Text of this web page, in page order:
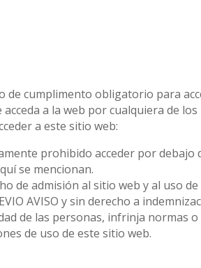
de cumplimento obligatorio para
a la web por cualquiera de
a este sitio web:
prohibido acceder por debajo
se mencionan.
de admisión al sitio web y al uso
AVISO y sin derecho a
de las personas, infrinja normas
de uso de este sitio web.